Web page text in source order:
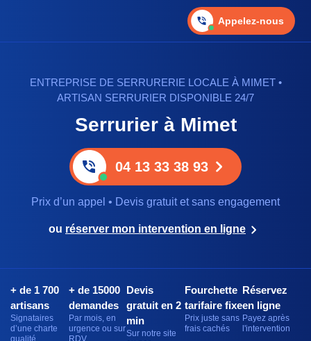
Appelez-nous
ENTREPRISE DE SERRURERIE LOCALE À MIMET •
ARTISAN SERRURIER DISPONIBLE 24/7
Serrurier à Mimet
04 13 33 38 93
Prix d’un appel • Devis gratuit et sans engagement
ou réserver mon intervention en ligne
+ de 1 700
artisans
Signataires
d’une charte
qualité
+ de 15000
demandes
Par mois, en
urgence ou sur
RDV
Devis
gratuit en 2
min
Sur notre site
Fourchette
tarifaire fixe
Prix juste sans
frais cachés
Réservez
en ligne
Payez après
l'intervention